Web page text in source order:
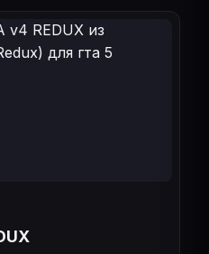
специально для
и RAGE MP.